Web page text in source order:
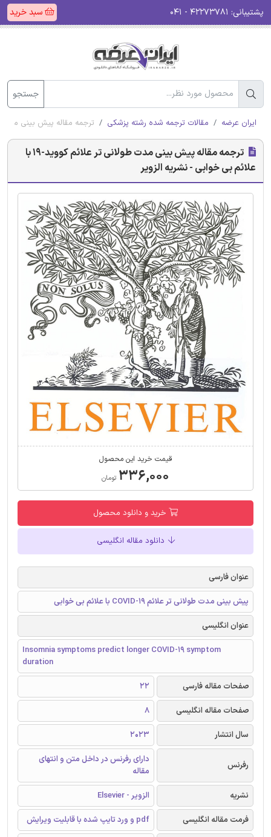
پشتیبانی: سبد خرید
جستجو
ایران عرضه مقالات ترجمه شده رشته پزشکی ترجمه مقاله پیش بینی مدت طولانی تر علائم
ترجمه مقاله پیش بینی مدت طولانی تر علائم کووید-19 با
علائم بی خوابی - نشریه الزویر
قیمت خرید این محصول
۳۳۶,۰۰۰ تومان
خرید و دانلود محصول
دانلود مقاله انگلیسی
عنوان فارسی
پیش بینی مدت طولانی تر علائم COVID-19 با علائم بی خوابی
عنوان انگلیسی
Insomnia symptoms predict longer COVID-19 symptom
duration
صفحات مقاله فارسی
22
صفحات مقاله انگلیسی
8
سال انتشار
2023
رفرنس
دارای رفرنس در داخل متن و انتهای
مقاله
نشریه
الزویر - Elsevier
فرمت مقاله انگلیسی
pdf و ورد تایپ شده با قابلیت ویرایش